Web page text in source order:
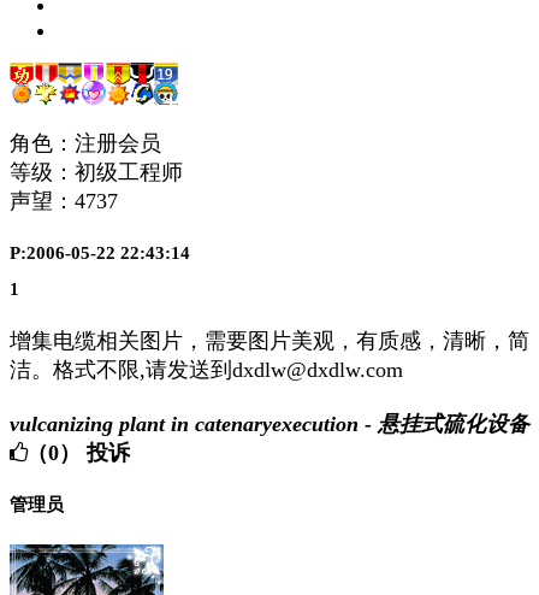
角色：注册会员
等级：初级工程师
声望： 4737
P:2006-05-22 22:43:14
1
增集电缆相关图片，需要图片美观，有质感，清晰，简
洁。格式不限,请发送到dxdlw@dxdlw.com
vulcanizing plant in catenaryexecution - 悬挂式硫化设备
（0）
投诉
管理员